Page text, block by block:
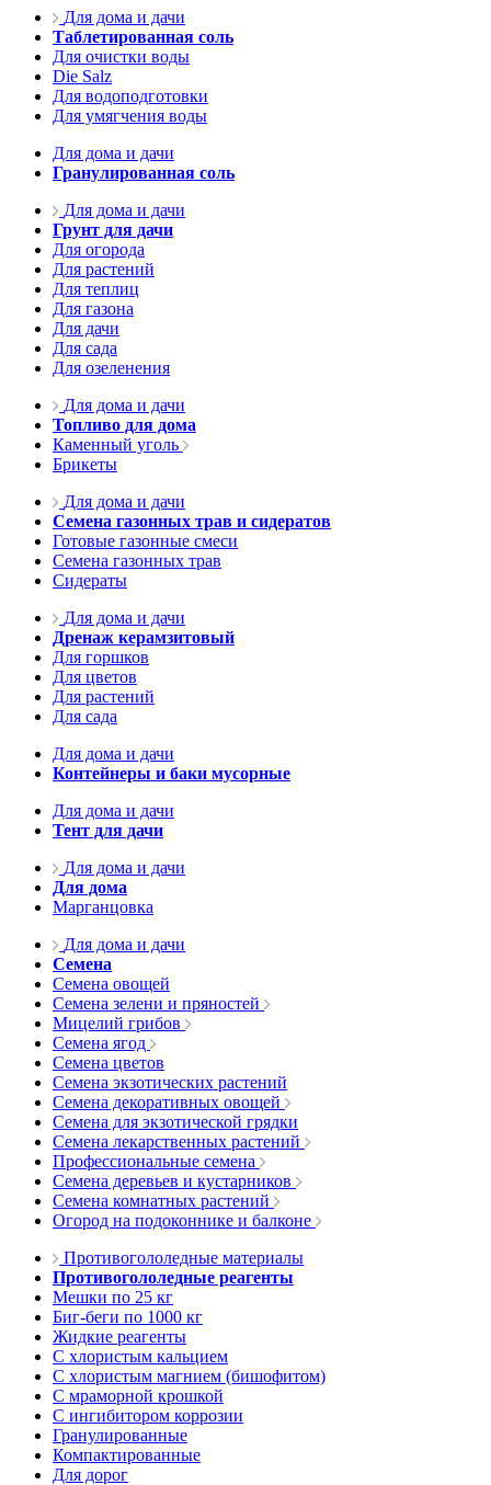
Для дома и дачи
Таблетированная соль
Для очистки воды
Die Salz
Для водоподготовки
Для умягчения воды
Для дома и дачи
Гранулированная соль
Для дома и дачи
Грунт для дачи
Для огорода
Для растений
Для теплиц
Для газона
Для дачи
Для сада
Для озеленения
Для дома и дачи
Топливо для дома
Каменный уголь
Брикеты
Для дома и дачи
Семена газонных трав и сидератов
Готовые газонные смеси
Семена газонных трав
Сидераты
Для дома и дачи
Дренаж керамзитовый
Для горшков
Для цветов
Для растений
Для сада
Для дома и дачи
Контейнеры и баки мусорные
Для дома и дачи
Тент для дачи
Для дома и дачи
Для дома
Марганцовка
Для дома и дачи
Семена
Семена овощей
Семена зелени и пряностей
Мицелий грибов
Семена ягод
Семена цветов
Семена экзотических растений
Семена декоративных овощей
Семена для экзотической грядки
Семена лекарственных растений
Профессиональные семена
Семена деревьев и кустарников
Семена комнатных растений
Огород на подоконнике и балконе
Противогололедные материалы
Противогололедные реагенты
Мешки по 25 кг
Биг-беги по 1000 кг
Жидкие реагенты
С хлористым кальцием
С хлористым магнием (бишофитом)
С мраморной крошкой
С ингибитором коррозии
Гранулированные
Компактированные
Для дорог